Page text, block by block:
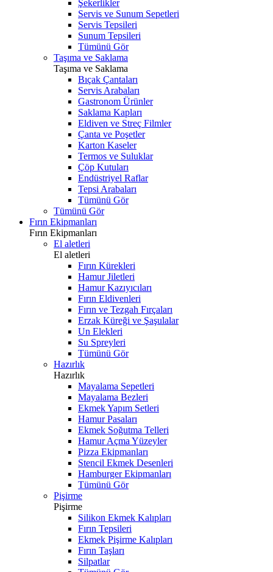
Şekerlikler
Servis ve Sunum Sepetleri
Servis Tepsileri
Sunum Tepsileri
Tümünü Gör
Taşıma ve Saklama
Taşıma ve Saklama
Bıçak Çantaları
Servis Arabaları
Gastronom Ürünler
Saklama Kapları
Eldiven ve Streç Filmler
Çanta ve Poşetler
Karton Kaseler
Termos ve Suluklar
Çöp Kutuları
Endüstriyel Raflar
Tepsi Arabaları
Tümünü Gör
Tümünü Gör
Fırın Ekipmanları
Fırın Ekipmanları
El aletleri
El aletleri
Fırın Kürekleri
Hamur Jiletleri
Hamur Kazıyıcıları
Fırın Eldivenleri
Fırın ve Tezgah Fırçaları
Erzak Küreği ve Şaşulalar
Un Elekleri
Su Spreyleri
Tümünü Gör
Hazırlık
Hazırlık
Mayalama Sepetleri
Mayalama Bezleri
Ekmek Yapım Setleri
Hamur Pasaları
Ekmek Soğutma Telleri
Hamur Açma Yüzeyler
Pizza Ekipmanları
Stencil Ekmek Desenleri
Hamburger Ekipmanları
Tümünü Gör
Pişirme
Pişirme
Silikon Ekmek Kalıpları
Fırın Tepsileri
Ekmek Pişirme Kalıpları
Fırın Taşları
Silpatlar